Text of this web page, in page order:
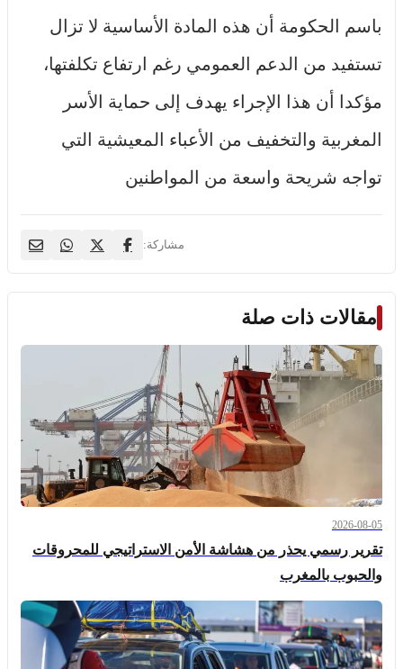
باسم الحكومة أن هذه المادة الأساسية لا تزال
تستفيد من الدعم العمومي رغم ارتفاع تكلفتها،
مؤكدا أن هذا الإجراء يهدف إلى حماية الأسر
المغربية والتخفيف من الأعباء المعيشية التي
تواجه شريحة واسعة من المواطنين
مشاركة:
مقالات ذات صلة
2026-08-05
تقرير رسمي يحذر من هشاشة الأمن الاستراتيجي للمحروقات
والحبوب بالمغرب